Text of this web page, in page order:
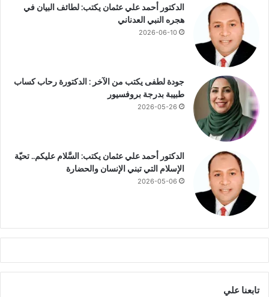
ي
الدكتور أحمد علي عثمان يكتب: لطائف البيان في
هجره النبي العدناني
2026-06-10
جودة لطفى يكتب من الآخر : الدكتورة رحاب كساب
طبيبة بدرجة بروفسيور
2026-05-26
الدكتور أحمد علي عثمان يكتب: السَّلام عليكم.. تحيّة
الإسلام التي تبني الإنسان والحضارة
2026-05-06
تابعنا علي